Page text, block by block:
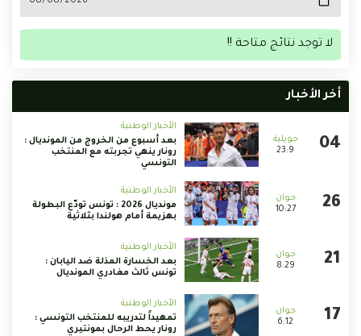
لا توجد نتائج متاحة !!
أخر الأخبار
23:9
الأخبار الوطنية
بعد أسبوع من الخروج من المونديال :
رونار ينهي تجربته مع المنتخب
التونسي
10:27
الأخبار الوطنية
مونديال 2026 : تونس تودّع البطولة
بهزيمة أمام هولندا بثلاثية
8:29
الأخبار الوطنية
بعد الخسارة المذلة ضد اليابان :
تونس ثالث مغادري المونديال
6:12
الأخبار الوطنية
تمهيداً لتدريبه للمنتخب التونسي :
رونار يحط الرحال بمونتيري